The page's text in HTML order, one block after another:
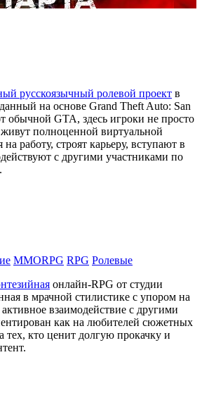
русскоязычный ролевой проект в
на основе Grand Theft Auto: San
обычной GTA, здесь игроки не просто
полноценной виртуальной
работу, строят карьеру, вступают в
с другими участниками по
MMORPG RPG Ролевые
онлайн-RPG от студии
в мрачной стилистике с упором на
взаимодействие с другими
как на любителей сюжетных
тех, кто ценит долгую прокачку и